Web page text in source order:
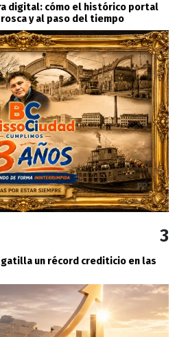
digital: cómo el histórico portal
y al paso del tiempo
3
un récord crediticio en las